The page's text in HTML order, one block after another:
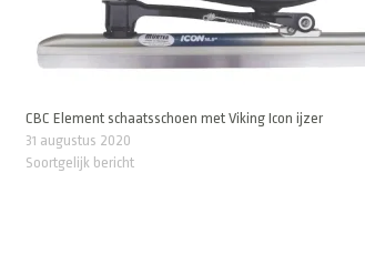
CBC Element schaatsschoen met Viking Icon ijzer
31 augustus 2020
Soortgelijk bericht